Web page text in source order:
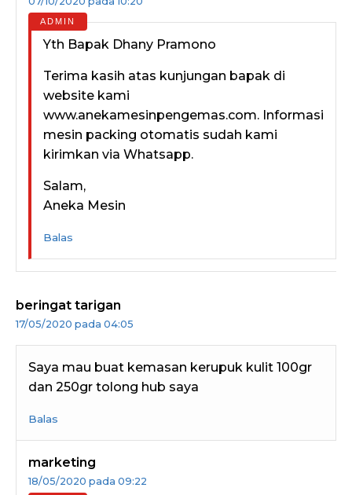
Yth Bapak Dhany Pramono
Terima kasih atas kunjungan bapak di
website kami
www.anekamesinpengemas.com. Informasi
mesin packing otomatis sudah kami
kirimkan via Whatsapp.
Salam,
Aneka Mesin
Balas
beringat tarigan
17/05/2020 pada 04:05
Saya mau buat kemasan kerupuk kulit 100gr
dan 250gr tolong hub saya
Balas
marketing
18/05/2020 pada 09:22